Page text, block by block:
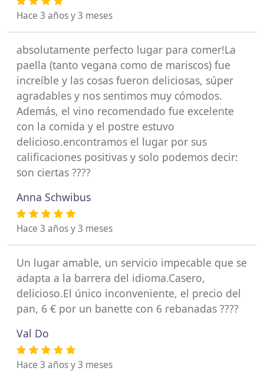
Hace 3 años y 3 meses
absolutamente perfecto lugar para comer!La
paella (tanto vegana como de mariscos) fue
increíble y las cosas fueron deliciosas, súper
agradables y nos sentimos muy cómodos.
Además, el vino recomendado fue excelente
con la comida y el postre estuvo
delicioso.encontramos el lugar por sus
calificaciones positivas y solo podemos decir:
son ciertas ????
Anna Schwibus
Hace 3 años y 3 meses
Un lugar amable, un servicio impecable que se
adapta a la barrera del idioma.Casero,
delicioso.El único inconveniente, el precio del
pan, 6 € por un banette con 6 rebanadas ????
Val Do
Hace 3 años y 3 meses